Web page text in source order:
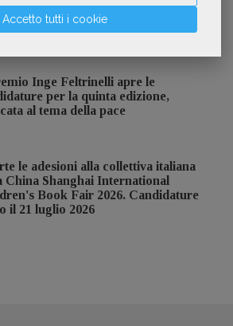
Accetto tutti i cookie
Inge Feltrinelli apre le
per la quinta edizione,
al tema della pace
le adesioni alla collettiva italiana
China Shanghai International
Book Fair 2026. Candidature
il 21 luglio 2026